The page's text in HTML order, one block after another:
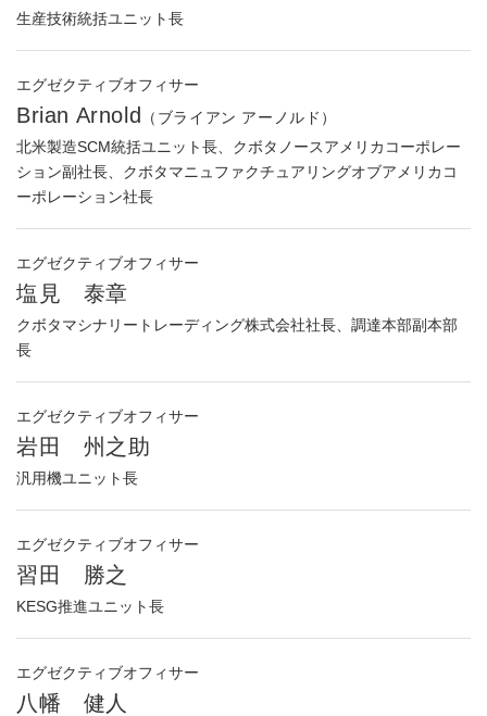
生産技術統括ユニット長
エグゼクティブオフィサー
Brian Arnold
（ブライアン アーノルド）
北米製造SCM統括ユニット長、クボタノースアメリカコーポレー
ション副社長、クボタマニュファクチュアリングオブアメリカコ
ーポレーション社長
エグゼクティブオフィサー
塩見 泰章
クボタマシナリートレーディング株式会社社長、調達本部副本部
長
エグゼクティブオフィサー
岩田 州之助
汎用機ユニット長
エグゼクティブオフィサー
習田 勝之
KESG推進ユニット長
エグゼクティブオフィサー
八幡 健人